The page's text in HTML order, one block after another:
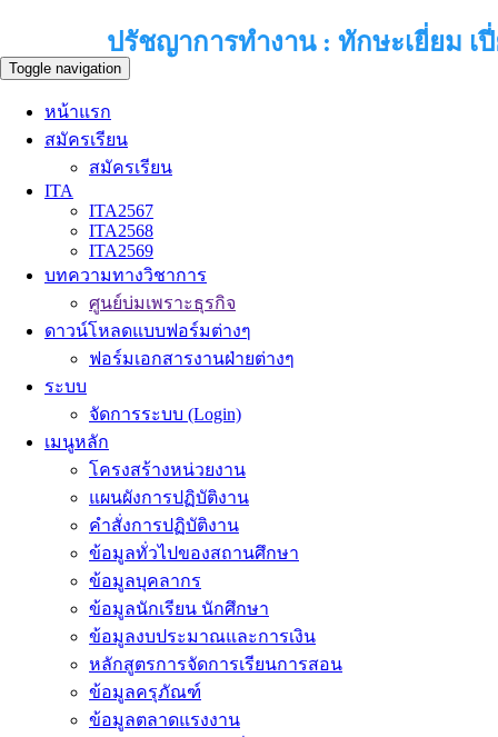
ปรัชญาการทำงาน : ทักษะเยี่ยม เ
Toggle navigation
หน้าแรก
สมัครเรียน
สมัครเรียน
ITA
ITA2567
ITA2568
ITA2569
บทความทางวิชาการ
ศูนย์บ่มเพราะธุรกิจ
ดาวน์โหลดแบบฟอร์มต่างๆ
ฟอร์มเอกสารงานฝ่ายต่างๆ
ระบบ
จัดการระบบ (Login)
เมนูหลัก
โครงสร้างหน่วยงาน
แผนผังการปฏิบัติงาน
คำสั่งการปฏิบัติงาน
ข้อมูลทั่วไปของสถานศึกษา
ข้อมูลบุคลากร
ข้อมูลนักเรียน นักศึกษา
ข้อมูลงบประมาณและการเงิน
หลักสูตรการจัดการเรียนการสอน
ข้อมูลครุภัณฑ์
ข้อมูลตลาดแรงงาน